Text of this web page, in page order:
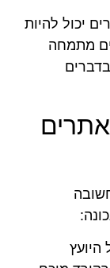
יכול להיות
מתמחה
אתרים
היועץ